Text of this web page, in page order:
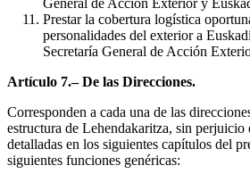
General de Acción Exterior y
Prestar la cobertura logística
personalidades del exterior a
Secretaría General de Acción
Artículo 7.– De las Direcciones.
Corresponden a cada una de las
estructura de Lehendakaritza, sin perjuicio
detalladas en los siguientes capítulos del
siguientes funciones genéricas: